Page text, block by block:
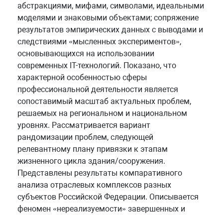
абстракциями, мифами, символами, идеальными
моделями и знаковыми объектами; сопряжение
результатов эмпирических данных с выводами и
следствиями «мысленных экспериментов»,
основывающихся на использовании
современных IT-технологий. Показано, что
характерной особенностью сферы
профессиональной деятельности является
сопоставимый масштаб актуальных проблем,
решаемых на региональном и национальном
уровнях. Рассматривается вариант
рандомизации проблем, следующей
релевантному плану привязки к этапам
жизненного цикла здания/сооружения.
Представлены результаты компаративного
анализа отраслевых комплексов разных
субъектов Российской Федерации. Описывается
феномен «нереализуемости» завершенных и